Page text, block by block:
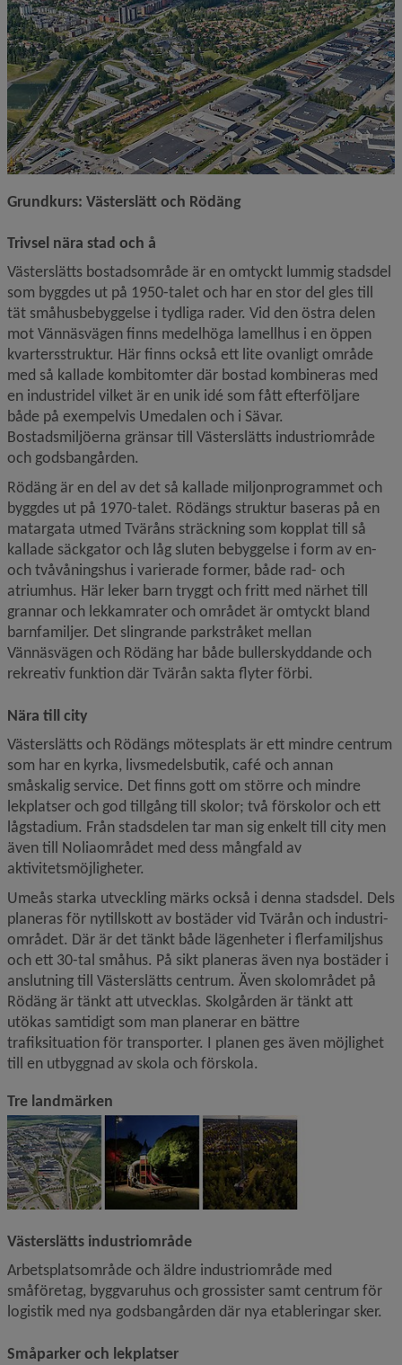
Grundkurs: Västerslätt och Rödäng
Trivsel nära stad och å
Västerslätts bostadsområde är en omtyckt lummig stadsdel
som byggdes ut på 1950-talet och har en stor del gles till
tät småhusbebyggelse i tydliga rader. Vid den östra delen
mot Vännäsvägen finns medelhöga lamellhus i en öppen
kvartersstruktur. Här finns också ett lite ovanligt område
med så kallade kombitomter där bostad kombineras med
en industridel vilket är en unik idé som fått efterföljare
både på exempelvis Umedalen och i Sävar.
Bostadsmiljöerna gränsar till Västerslätts industriområde
och godsbangården.
Rödäng är en del av det så kallade miljonprogrammet och
byggdes ut på 1970-talet. Rödängs struktur baseras på en
matargata utmed Tväråns sträckning som kopplat till så
kallade säckgator och låg sluten bebyggelse i form av en-
och tvåvåningshus i varierade former, både rad- och
atriumhus. Här leker barn tryggt och fritt med närhet till
grannar och lekkamrater och området är omtyckt bland
barnfamiljer. Det slingrande parkstråket mellan
Vännäsvägen och Rödäng har både bullerskyddande och
rekreativ funktion där Tvärån sakta flyter förbi.
Nära till city
Västerslätts och Rödängs mötesplats är ett mindre centrum
som har en kyrka, livsmedelsbutik, café och annan
småskalig service. Det finns gott om större och mindre
lekplatser och god tillgång till skolor; två förskolor och ett
lågstadium. Från stadsdelen tar man sig enkelt till city men
även till Noliaområdet med dess mångfald av
aktivitetsmöjligheter.
Umeås starka utveckling märks också i denna stadsdel. Dels
planeras för nytillskott av bostäder vid Tvärån och industri­
området. Där är det tänkt både lägenheter i flerfamiljshus
och ett 30-tal småhus. På sikt planeras även nya bostäder i
anslutning till Västerslätts centrum. Även skolområdet på
Rödäng är tänkt att utvecklas. Skolgården är tänkt att
utökas samtidigt som man planerar en bättre
trafiksituation för transporter. I planen ges även möjlighet
till en utbyggnad av skola och förskola.
Tre landmärken
Västerslätts industriområde
Arbetsplatsområde och äldre industriområde med
småföretag, byggvaruhus och grossister samt centrum för
logistik med nya godsbangården där nya etableringar sker.
Småparker och lekplatser